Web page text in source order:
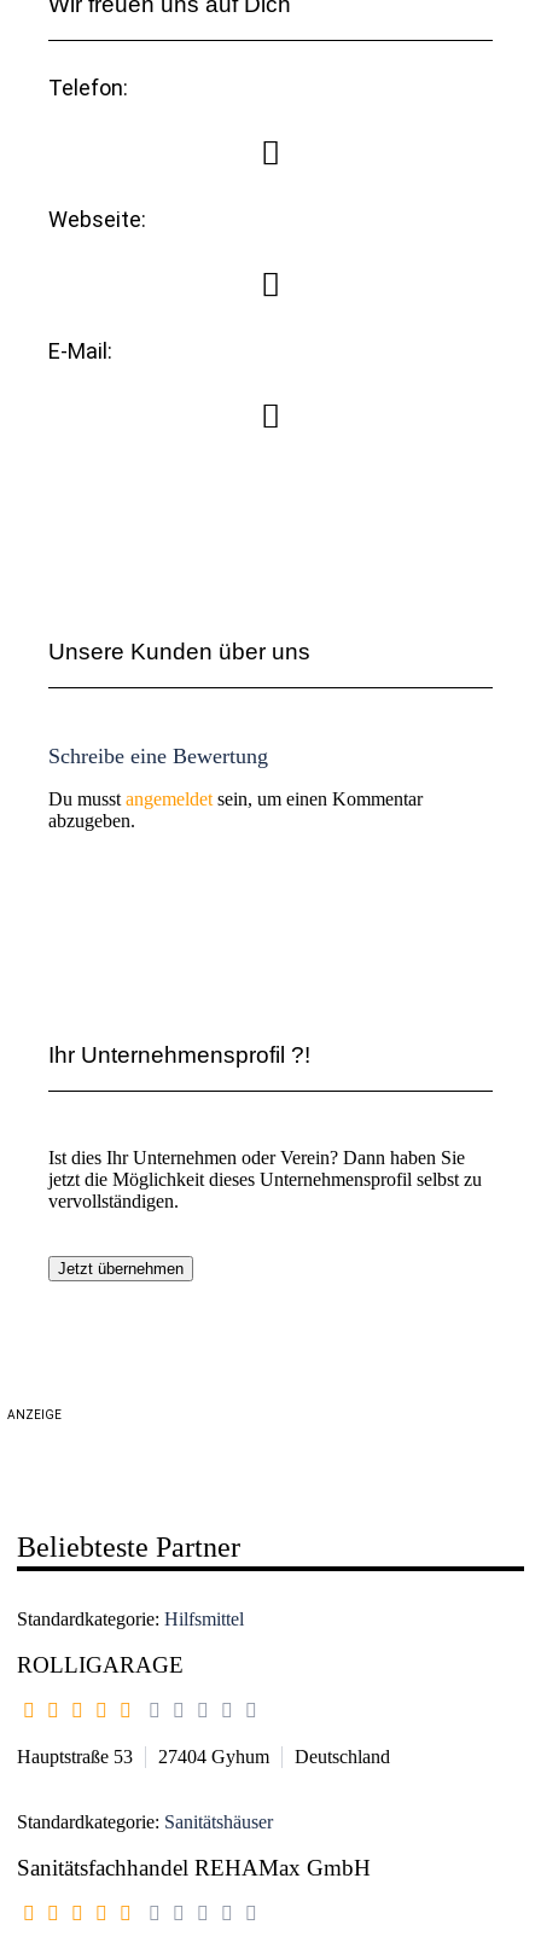
Telefon:
Webseite:
E-Mail:
Unsere Kunden über uns
Schreibe eine Bewertung
Du musst angemeldet sein, um einen Kommentar
abzugeben.
Ihr Unternehmensprofil ?!
Ist dies Ihr Unternehmen oder Verein? Dann haben Sie
jetzt die Möglichkeit dieses Unternehmensprofil selbst zu
vervollständigen.
Jetzt übernehmen
ANZEIGE
Beliebteste Partner
Standardkategorie: Hilfsmittel
ROLLIGARAGE
Hauptstraße 53 27404 Gyhum Deutschland
Standardkategorie: Sanitätshäuser
Sanitätsfachhandel REHAMax GmbH